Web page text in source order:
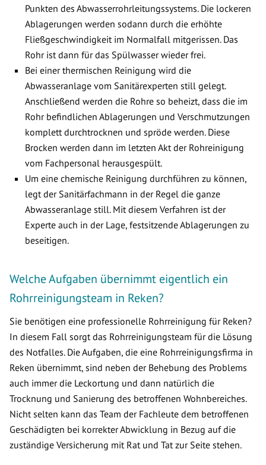
Punkten des Abwasserrohrleitungssystems. Die lockeren
Ablagerungen werden sodann durch die erhöhte
Fließgeschwindigkeit im Normalfall mitgerissen. Das
Rohr ist dann für das Spülwasser wieder frei.
Bei einer thermischen Reinigung wird die
Abwasseranlage vom Sanitärexperten still gelegt.
Anschließend werden die Rohre so beheizt, dass die im
Rohr befindlichen Ablagerungen und Verschmutzungen
komplett durchtrocknen und spröde werden. Diese
Brocken werden dann im letzten Akt der Rohreinigung
vom Fachpersonal herausgespült.
Um eine chemische Reinigung durchführen zu können,
legt der Sanitärfachmann in der Regel die ganze
Abwasseranlage still. Mit diesem Verfahren ist der
Experte auch in der Lage, festsitzende Ablagerungen zu
beseitigen.
Welche Aufgaben übernimmt eigentlich ein
Rohrreinigungsteam in Reken?
Sie benötigen eine professionelle Rohrreinigung für Reken?
In diesem Fall sorgt das Rohrreinigungsteam für die Lösung
des Notfalles. Die Aufgaben, die eine Rohrreinigungsfirma in
Reken übernimmt, sind neben der Behebung des Problems
auch immer die Leckortung und dann natürlich die
Trocknung und Sanierung des betroffenen Wohnbereiches.
Nicht selten kann das Team der Fachleute dem betroffenen
Geschädigten bei korrekter Abwicklung in Bezug auf die
zuständige Versicherung mit Rat und Tat zur Seite stehen.